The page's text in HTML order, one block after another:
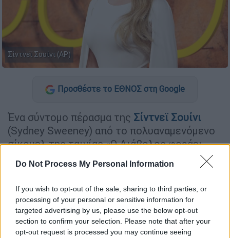
Do Not Process My Personal Information
If you wish to opt-out of the sale, sharing to third parties, or
processing of your personal or sensitive information for
targeted advertising by us, please use the below opt-out
section to confirm your selection. Please note that after your
opt-out request is processed you may continue seeing
Σίντνεϊ Σουίνι (AP)
Προσθέστε το ΕΘΝΟΣ στη Google
Ένα σύντομο πέρασμα της Σίντνεϊ Σουίνι
(Sydney Sweeney) από το πολυαναμενόμενο
σίκουελ της ταινίας «Ο Διάβολος φοράει
δεν θα δουν τελικά οι
θεατές, καθώς η σκηνή στην οποία
συμμετείχε αφαιρέθηκε από την τελική
εκδοχή του φιλμ.
ΔΙΑΒΑΣΤΕ ΕΠΙΣΗΣ